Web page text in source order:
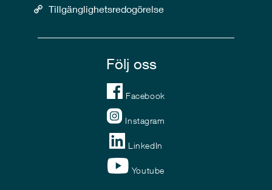
Tillgänglighetsredogörelse
Följ oss
Facebook
Instagram
LinkedIn
Youtube